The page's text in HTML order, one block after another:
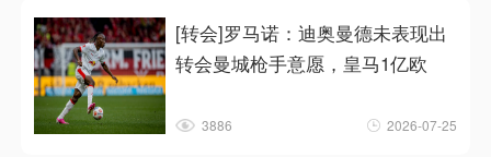
[转会]罗马诺：迪奥曼德未表现出
转会曼城枪手意愿，皇马1亿欧
3886 2026-07-25